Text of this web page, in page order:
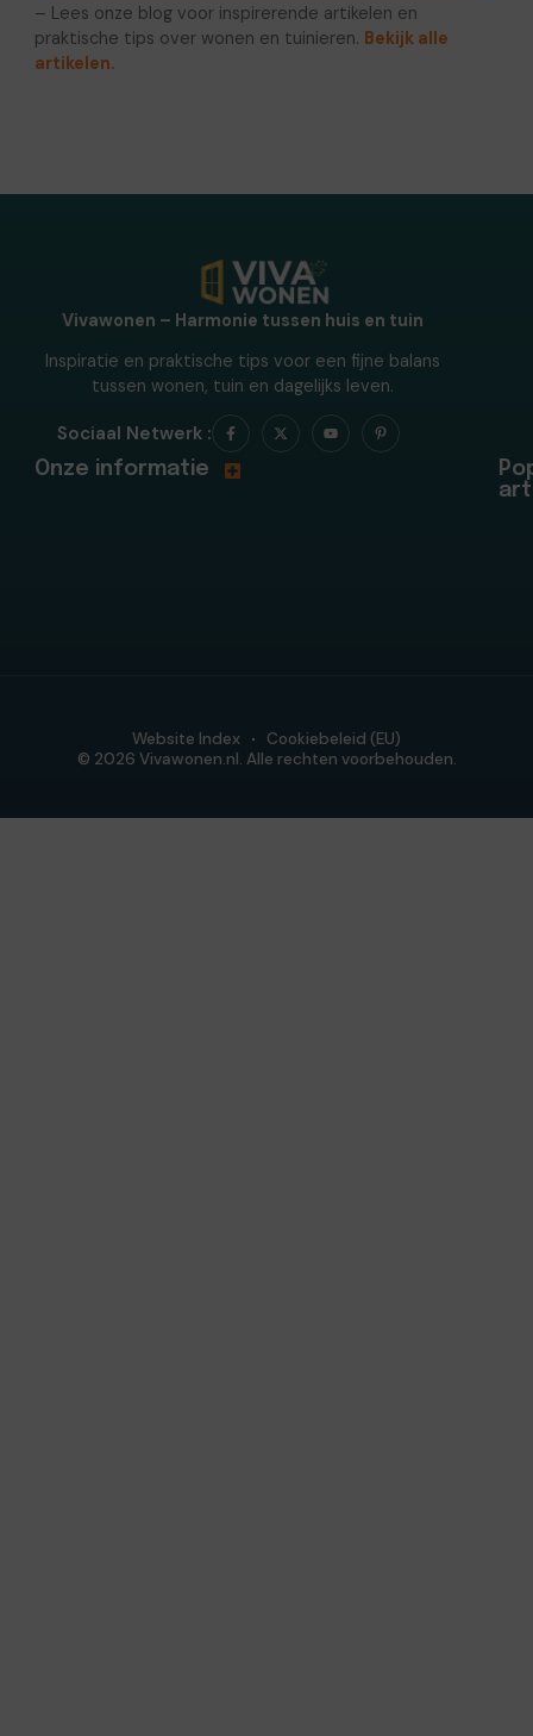
– Lees onze blog voor inspirerende artikelen en
praktische tips over wonen en tuinieren. Bekijk alle
artikelen.
Vivawonen – Harmonie tussen huis en tuin
Inspiratie en praktische tips voor een fijne balans
tussen wonen, tuin en dagelijks leven.
Sociaal Netwerk :
Onze informatie
© 2026 Vivawonen.nl. Alle rechten voorbehouden.
Website Index Cookiebeleid (EU)